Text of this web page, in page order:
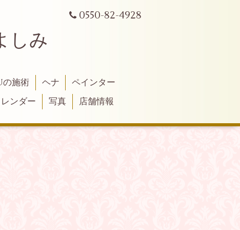
0550-82-4928
しみ
の施術 ヘナ
ペインター
ンダー 写真 店舗情報